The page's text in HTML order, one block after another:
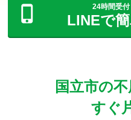
24時間受付
LINEで
国立市の
すぐ